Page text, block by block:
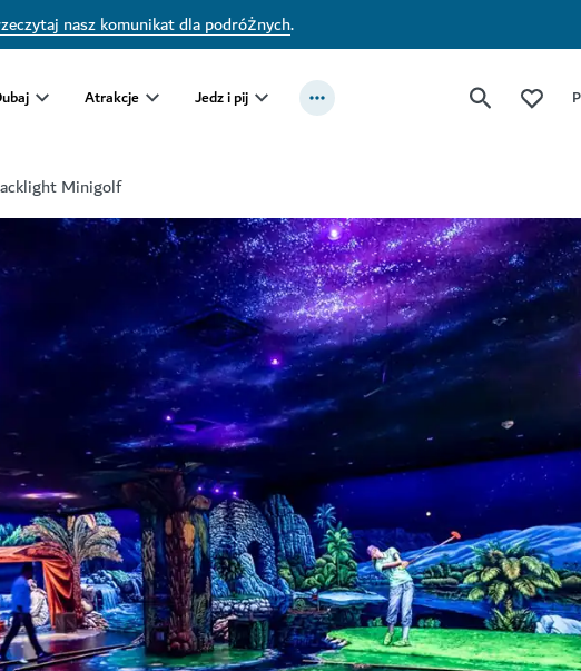
nasz komunikat dla podróżnych.
Atrakcje Jedz i pij
Minigolf